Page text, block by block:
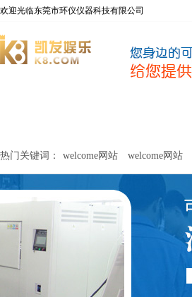
欢迎光临东莞市环仪仪器科技有限公司
关于环仪 联系环仪
热门关键词： welcome网站 welcome网站
网站 welcome网站